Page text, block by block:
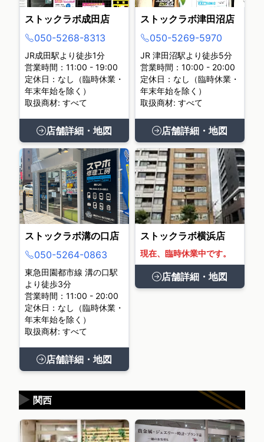
ストックラボ成田店
050-5268-8313
JR成田駅より徒歩1分
営業時間：11:00 - 19:00
定休日：なし（臨時休業・
年末年始を除く）
取扱商材: すべて
店舗詳細・地図
ストックラボ津田沼店
050-5269-5970
JR 津田沼駅より徒歩5分
営業時間：10:00 - 20:00
定休日：なし（臨時休業・
年末年始を除く）
取扱商材: すべて
店舗詳細・地図
ストックラボ溝の口店
050-5264-0863
東急田園都市線 溝の口駅
より徒歩3分
営業時間：11:00 - 20:00
定休日：なし（臨時休業・
年末年始を除く）
取扱商材: すべて
店舗詳細・地図
ストックラボ横浜店
現在、臨時休業中です。
店舗詳細・地図
関西
▶